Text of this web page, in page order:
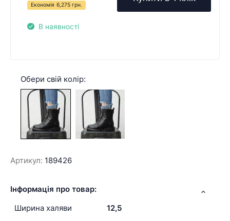
Економія 6,275 грн.
В наявності
Обери свій колір:
Артикул: 189426
Інформація про товар:
Ширина халяви
12,5